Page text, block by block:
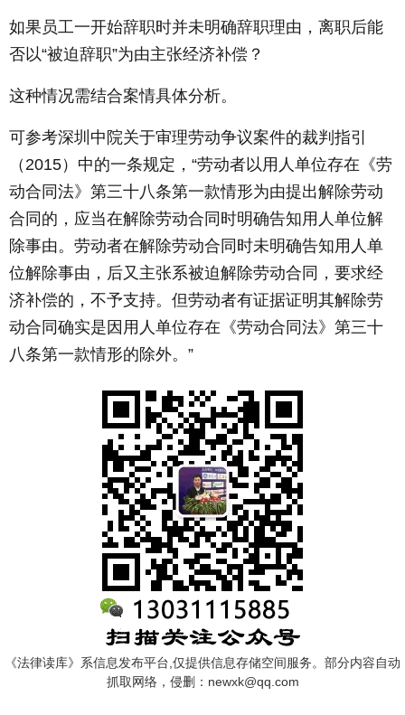
如果员工一开始辞职时并未明确辞职理由，离职后能
否以“被迫辞职”为由主张经济补偿？
这种情况需结合案情具体分析。
可参考深圳中院关于审理劳动争议案件的裁判指引
（2015）中的一条规定，“劳动者以用人单位存在《劳
动合同法》第三十八条第一款情形为由提出解除劳动
合同的，应当在解除劳动合同时明确告知用人单位解
除事由。劳动者在解除劳动合同时未明确告知用人单
位解除事由，后又主张系被迫解除劳动合同，要求经
济补偿的，不予支持。但劳动者有证据证明其解除劳
动合同确实是因用人单位存在《劳动合同法》第三十
八条第一款情形的除外。”
《法律读库》系信息发布平台,仅提供信息存储空间服务。部分内容自动
抓取网络，侵删：newxk@qq.com